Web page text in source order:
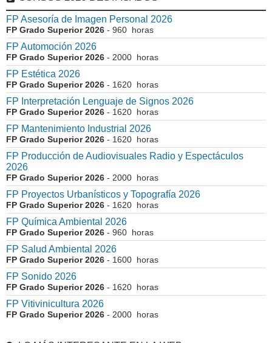
FP Asesoría de Imagen Personal 2026
FP Grado Superior 2026 - 960 horas
FP Automoción 2026
FP Grado Superior 2026 - 2000 horas
FP Estética 2026
FP Grado Superior 2026 - 1620 horas
FP Interpretación Lenguaje de Signos 2026
FP Grado Superior 2026 - 1620 horas
FP Mantenimiento Industrial 2026
FP Grado Superior 2026 - 1620 horas
FP Producción de Audiovisuales Radio y Espectáculos
2026
FP Grado Superior 2026 - 2000 horas
FP Proyectos Urbanísticos y Topografía 2026
FP Grado Superior 2026 - 1620 horas
FP Química Ambiental 2026
FP Grado Superior 2026 - 960 horas
FP Salud Ambiental 2026
FP Grado Superior 2026 - 1600 horas
FP Sonido 2026
FP Grado Superior 2026 - 1620 horas
FP Vitivinicultura 2026
FP Grado Superior 2026 - 2000 horas